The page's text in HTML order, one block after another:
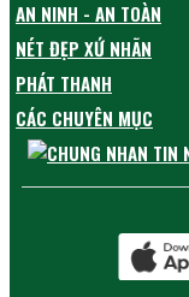
AN NINH - AN TOÀN
NÉT ĐẸP XỨ NHÃN
PHÁT THANH
CÁC CHUYÊN MỤC